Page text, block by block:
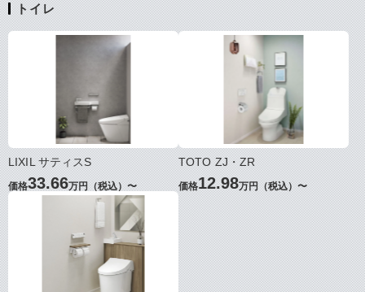
トイレ
LIXIL サティスS
価格33.66万円（税込）〜
TOTO ZJ・ZR
価格12.98万円（税込）〜